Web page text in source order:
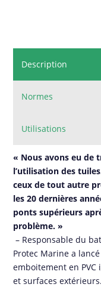
Description
Normes
Utilisations
« Nous avons eu de
l’utilisation des
ceux de tout autre
les 20 dernières
ponts supérieurs
problème. »
– Responsable du
Protec Marine a
emboitement en
et surfaces